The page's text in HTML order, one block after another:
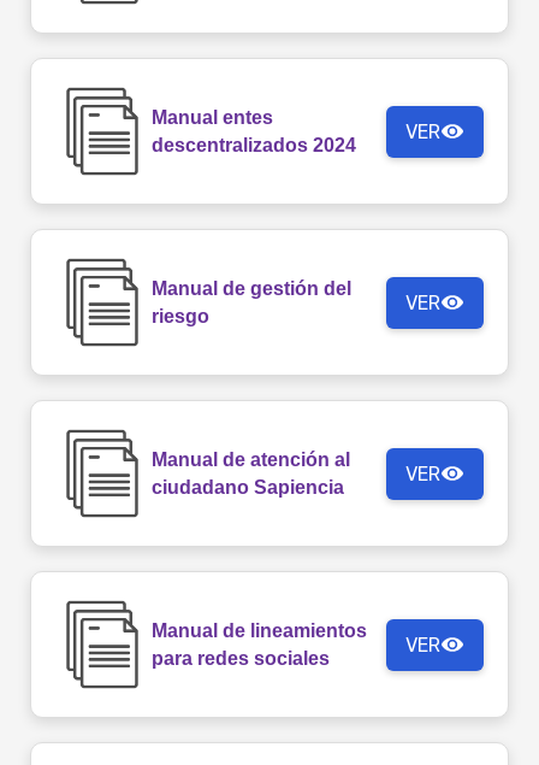
Manual entes
descentralizados 2024
VER
Manual de gestión del
riesgo
VER
Manual de atención al
ciudadano Sapiencia
VER
Manual de lineamientos
para redes sociales
VER